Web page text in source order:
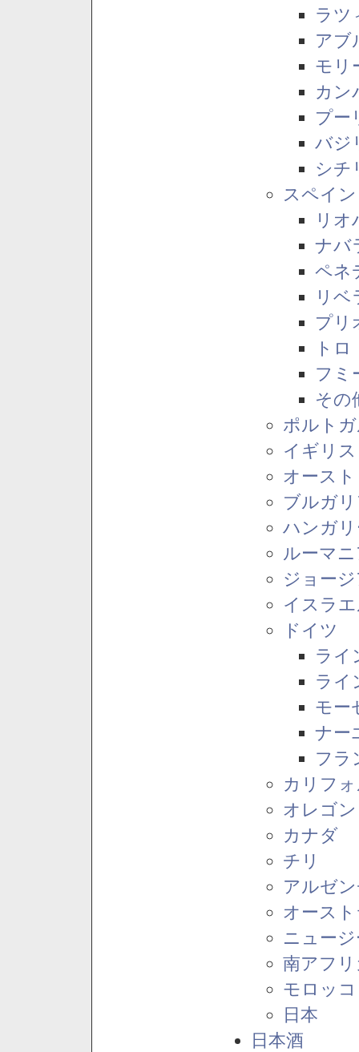
ラツ
アブ
モリ
カン
プー
バジ
シチ
スペイン
リオ
ナバ
ペネ
リベ
プリ
トロ
フミ
その
ポルト
イギリス
オース
ブルガ
ハンガ
ルーマ
ジョー
イスラ
ドイツ
ライ
ライ
モー
ナー
フラ
カリフ
オレゴ
カナダ
チリ
アルゼ
オース
ニュー
南アフ
モロッコ
日本
日本酒